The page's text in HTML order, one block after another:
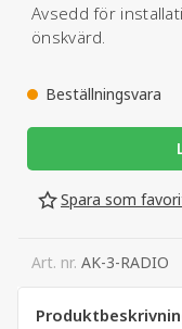
Avsedd för
önskvärd.
Beställningsvara
Spara som
Art. nr. AK-3-RADIO